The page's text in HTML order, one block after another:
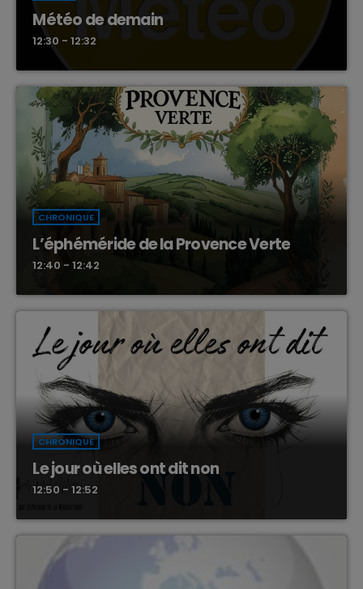
Météo de demain
12:30 - 12:32
CHRONIQUE
L’éphéméride de la Provence Verte
12:40 - 12:42
CHRONIQUE
Le jour où elles ont dit non
12:50 - 12:52